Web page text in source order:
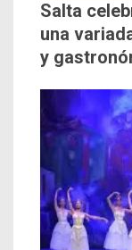
Salta
una
y